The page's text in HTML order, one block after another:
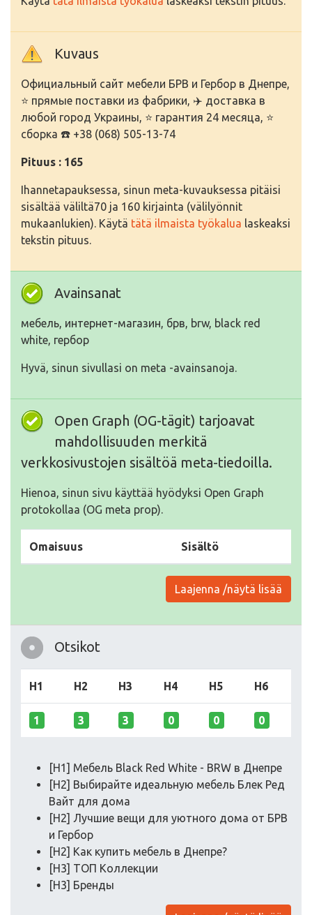
Kuvaus
Официальный сайт мебели БРВ и Гербор в Днепре,
⭐ прямые поставки из фабрики, ✈️ доставка в
любой город Украины, ⭐ гарантия 24 месяца, ⭐
сборка ☎️ +38 (068) 505-13-74
Pituus : 165
Ihannetapauksessa, sinun meta-kuvauksessa pitäisi
sisältää väliltä70 ja 160 kirjainta (välilyönnit
mukaanlukien). Käytä tätä ilmaista työkalua laskeaksi
tekstin pituus.
Avainsanat
мебель, интернет-магазин, брв, brw, black red
white, гербор
Hyvä, sinun sivullasi on meta -avainsanoja.
Open Graph (OG-tägit) tarjoavat
mahdollisuuden merkitä
verkkosivustojen sisältöä meta-tiedoilla.
Hienoa, sinun sivu käyttää hyödyksi Open Graph
protokollaa (OG meta prop).
Omaisuus Sisältö
Laajenna /näytä lisää
Otsikot
H1 H2 H3 H4 H5 H6
1 3 3 0 0 0
[H1] Мебель Black Red White - BRW в Днепре
[H2] Выбирайте идеальную мебель Блек Ред
Вайт для дома
[H2] Лучшие вещи для уютного дома от БРВ
и Гербор
[H2] Как купить мебель в Днепре?
[H3] ТОП Коллекции
[H3] Бренды